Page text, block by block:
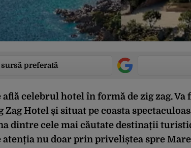
preferată
află celebrul hotel în formă de zig zag.
Zag Hotel și situat pe coasta
dintre cele mai căutate destinații
atenția nu doar prin priveliștea spre